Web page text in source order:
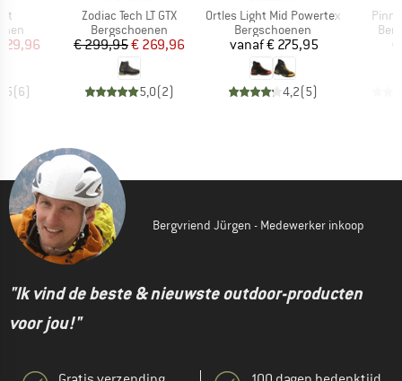
prijs
(6)
Artikel
Zodiac Tech LT GTX
Productgroep
Bergschoenen
Prijs
€ 299,95Verlaagde prijs
€ 269,96
5,0(2)
Artikel
Ortles Light Mid Powertex
Productgroep
Bergschoenen
Prijs
vanaf€ 275,95
4,2(5)
Bergvriend Jürgen - Medewerker inkoop
"Ik vind de beste & nieuwste outdoor-producten
voor jou!"